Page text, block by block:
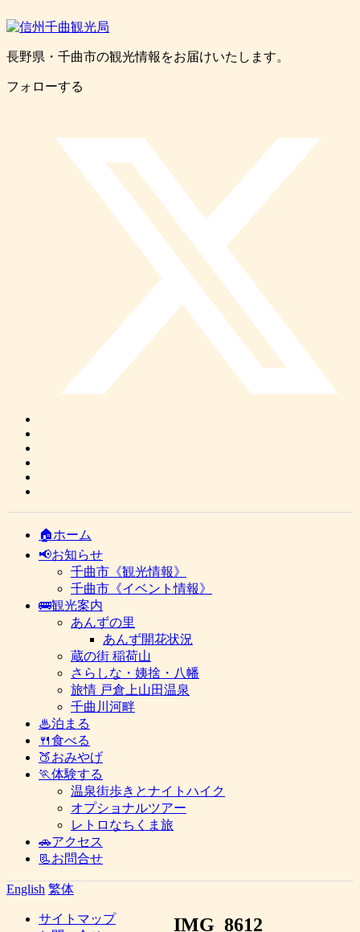
長野県・千曲市の観光情報をお届けいたします。
フォローする
🏠ホーム
📢お知らせ
千曲市《観光情報》
千曲市《イベント情報》
🚌観光案内
あんずの里
あんず開花状況
蔵の街 稲荷山
さらしな・姨捨・八幡
旅情 戸倉上山田温泉
千曲川河畔
♨泊まる
🍴食べる
🍑おみやげ
🏃体験する
温泉街歩きとナイトハイク
オプショナルツアー
レトロなちくま旅
🚗アクセス
📃お問合せ
English 繁体
IMG_8612
サイトマップ